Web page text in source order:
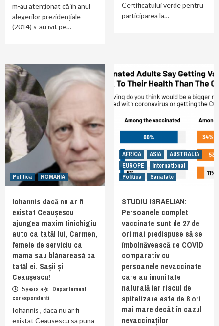
m-au atenționat că în anul
alegerilor prezidențiale
(2014) s-au ivit pe…
Certificatului verde pentru
participarea la…
Politica ROMANIA
Iohannis dacă nu ar fi
existat Ceaușescu
ajungea maxim tinichigiu
auto ca tatăl lui, Carmen,
femeie de serviciu ca
mama sau blănareasă ca
tatăl ei. Sașii și
Ceaușescu!
5 years ago Departament
corespondenti
Iohannis , daca nu ar fi
existat Ceausescu sa puna
AFRICA ASIA
AUSTRALIA
EUROPE
International
Politica
Sanatate
STUDIU ISRAELIAN:
Persoanele complet
vaccinate sunt de 27 de
ori mai predispuse să se
îmbolnăvească de COVID
comparativ cu
persoanele nevaccinate
care au imunitate
naturală iar riscul de
spitalizare este de 8 ori
mai mare decât în cazul
nevaccinaților